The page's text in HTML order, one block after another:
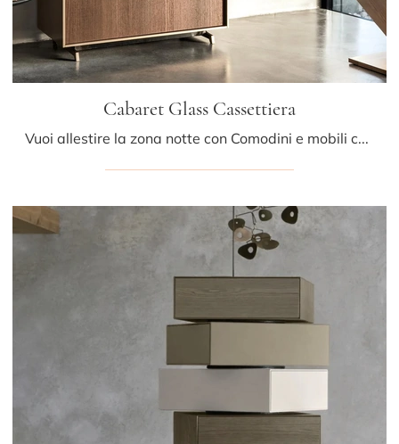
Cabaret Glass Cassettiera
Vuoi allestire la zona notte con Comodini e mobili con cassetti di Sangiacomo? Ecco qui il modello Cabaret Glass Cassettiera in legno per spazi ...